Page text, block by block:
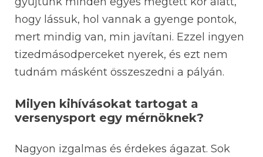
hogy lássuk, hol vannak a gyenge pontok,
mert mindig van, min javítani. Ezzel ingyen
tizedmásodperceket nyerek, és ezt nem
tudnám másként összeszedni a pályán.
Milyen kihívásokat tartogat a
versenysport egy mérnöknek?
Nagyon izgalmas és érdekes ágazat. Sok